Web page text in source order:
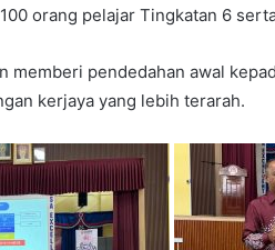
orang pelajar Tingkatan 6
memberi pendedahan awal
kerjaya yang lebih terarah.